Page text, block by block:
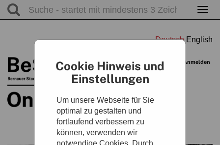
Cookie Hinweis und
Einstellungen
Um unsere Webseite für Sie
optimal zu gestalten und
fortlaufend verbessern zu
können, verwenden wir
notwendige Cookies. Durch
Warenkorb
0 Artikel 0,00 €
Anmelden